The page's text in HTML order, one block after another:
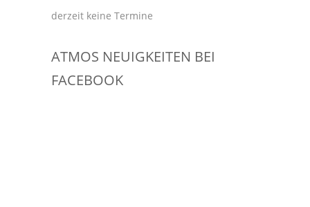
derzeit keine Termine
ATMOS NEUIGKEITEN BEI
FACEBOOK